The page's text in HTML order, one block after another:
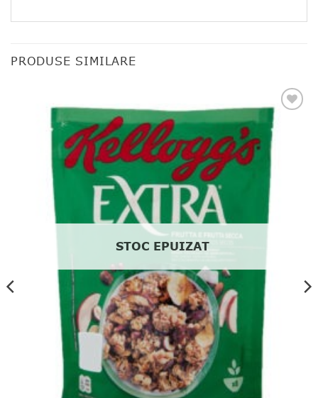
PRODUSE SIMILARE
Add to
favourites
STOC EPUIZAT